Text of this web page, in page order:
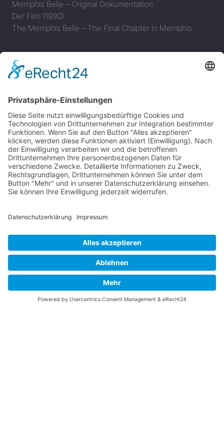
Memphis Belle – Original Dokumentation
Der Film (1990)
The Memphis Belle – The Final Chapter in Memphis
JAGDFLUGZEUGE
Bomber-Geleitschutz
Focke Wulf FW 190
Messerschmitt Bf 109
Messerschmitt Me 163
Messerschmitt Me 262
P-38 Lightning
P-47 Thunderbolt
P-51 Mustang
Über diese B-17 Webseite
Datenschutzerklärung